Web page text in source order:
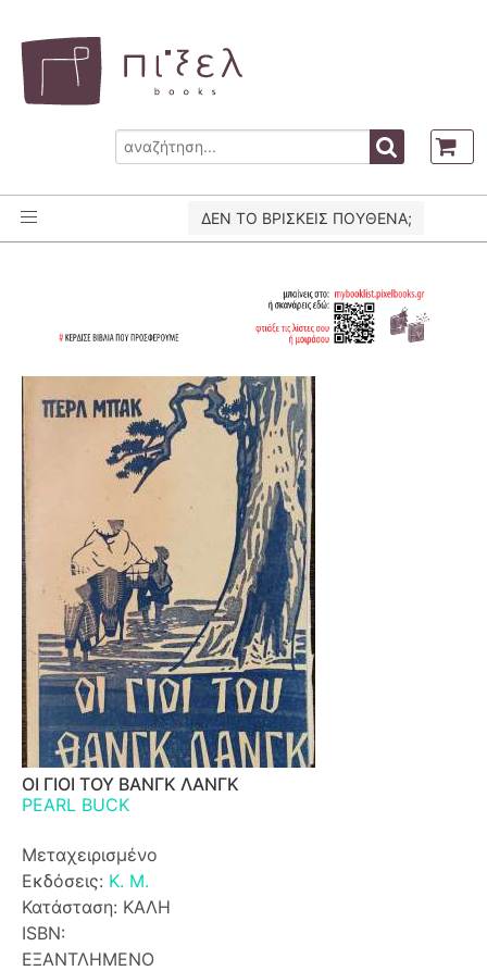
ΔΕΝ ΤΟ ΒΡΙΣΚΕΙΣ ΠΟΥΘΕΝΑ;
ΟΙ ΓΙΟΙ ΤΟΥ ΒΑΝΓΚ ΛΑΝΓΚ
PEARL BUCK
Μεταχειρισμένο
Εκδόσεις: Κ. Μ.
Κατάσταση: ΚΑΛΗ
ISBN:
ΕΞΑΝΤΛΗΜΕΝΟ